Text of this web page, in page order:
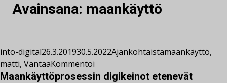
Avainsana: maankäyttö
into-digital26.3.201930.5.2022Ajankohtaistamaankäyttö,
matti, VantaaKommentoi
Maankäyttöprosessin digikeinot etenevät